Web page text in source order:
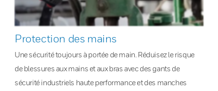
Protection des mains
Une sécurité toujours à portée de main. Réduisez le risque
de blessures aux mains et aux bras avec des gants de
sécurité industriels haute performance et des manches